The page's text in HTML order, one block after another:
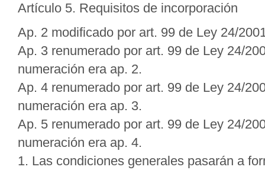
Artículo 5. Requisitos de incorporación
Ap. 2 modificado por art. 99 de Ley 24/
Ap. 3 renumerado por art. 99 de Ley 24/
numeración era ap. 2.
Ap. 4 renumerado por art. 99 de Ley 24/
numeración era ap. 3.
Ap. 5 renumerado por art. 99 de Ley 24/
numeración era ap. 4.
1. Las condiciones generales pasarán a